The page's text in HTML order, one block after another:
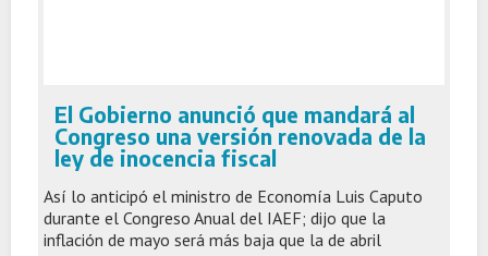
El Gobierno anunció que mandará al
Congreso una versión renovada de la
ley de inocencia fiscal
Así lo anticipó el ministro de Economía Luis Caputo
durante el Congreso Anual del IAEF; dijo que la
inflación de mayo será más baja que la de abril